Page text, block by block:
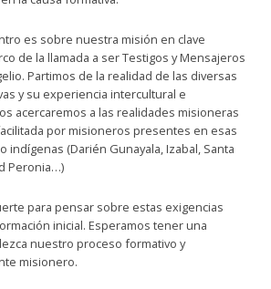
es sobre nuestra misión en clave
de la llamada a ser Testigos y Mensajeros
Partimos de la realidad de las diversas
y su experiencia intercultural e
acercaremos a las realidades misioneras
por misioneros presentes en esas
(Darién Gunayala, Izabal, Santa
Peronia…)
para pensar sobre estas exigencias
inicial. Esperamos tener una
nuestro proceso formativo y
misionero.